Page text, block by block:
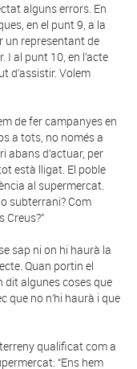
alguns errors. En
en el punt 9, a la
un representant de
I al punt 10, en l’acte
d’assistir. Volem
de fer campanyes en
a tots, no només a
abans d’actuar, per
està lligat. El poble
al supermercat.
subterrani? Com
Creus?”
sap ni on hi haurà la
Quan portin el
dit algunes coses que
que no n’hi haurà i que
qualificat com a
“Ens hem